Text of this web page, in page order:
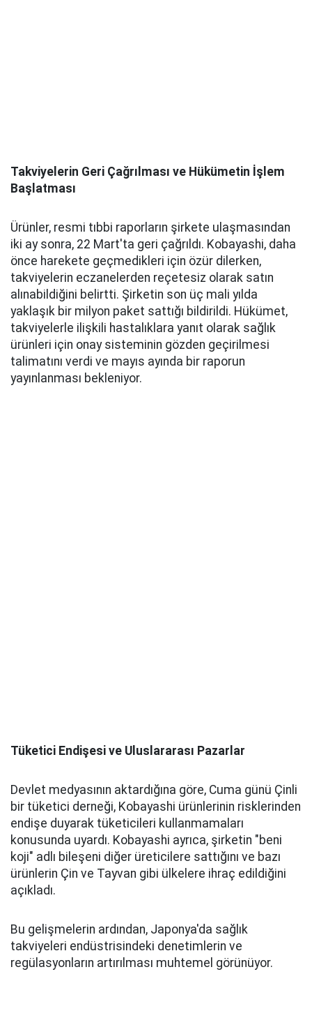
Takviyelerin Geri Çağrılması ve Hükümetin İşlem
Başlatması
Ürünler, resmi tıbbi raporların şirkete ulaşmasından
iki ay sonra, 22 Mart'ta geri çağrıldı. Kobayashi, daha
önce harekete geçmedikleri için özür dilerken,
takviyelerin eczanelerden reçetesiz olarak satın
alınabildiğini belirtti. Şirketin son üç mali yılda
yaklaşık bir milyon paket sattığı bildirildi. Hükümet,
takviyelerle ilişkili hastalıklara yanıt olarak sağlık
ürünleri için onay sisteminin gözden geçirilmesi
talimatını verdi ve mayıs ayında bir raporun
yayınlanması bekleniyor.
Tüketici Endişesi ve Uluslararası Pazarlar
Devlet medyasının aktardığına göre, Cuma günü Çinli
bir tüketici derneği, Kobayashi ürünlerinin risklerinden
endişe duyarak tüketicileri kullanmamaları
konusunda uyardı. Kobayashi ayrıca, şirketin "beni
koji" adlı bileşeni diğer üreticilere sattığını ve bazı
ürünlerin Çin ve Tayvan gibi ülkelere ihraç edildiğini
açıkladı.
Bu gelişmelerin ardından, Japonya'da sağlık
takviyeleri endüstrisindeki denetimlerin ve
regülasyonların artırılması muhtemel görünüyor.